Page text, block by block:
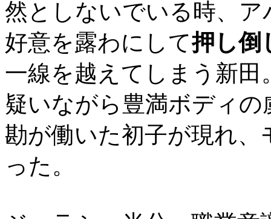
然としないでいる時、
好意を露わにして押し倒
一線を越えてしまう新
疑いながら豊満ボディ
勘が働いた初子が現れ、
った。